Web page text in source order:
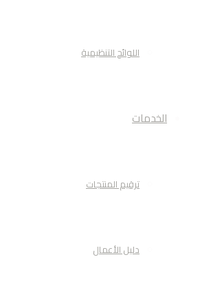
اللوائح التنظيمية
الخدمات
ترقيم المنتجات
دليل الأعمال